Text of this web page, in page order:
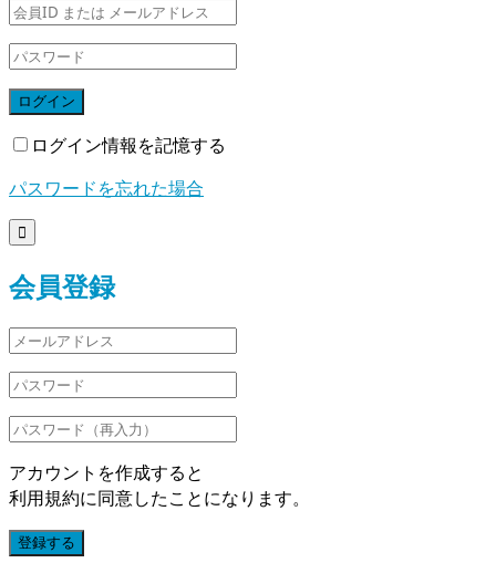
ログイン
ログイン情報を記憶する
パスワードを忘れた場合

会員登録
アカウントを作成すると
利用規約に同意したことになります。
登録する